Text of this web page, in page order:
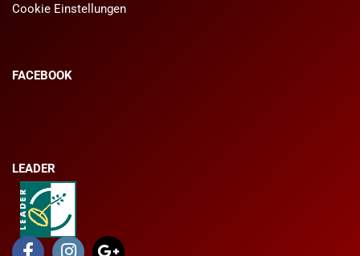
Cookie Einstellungen
FACEBOOK
LEADER